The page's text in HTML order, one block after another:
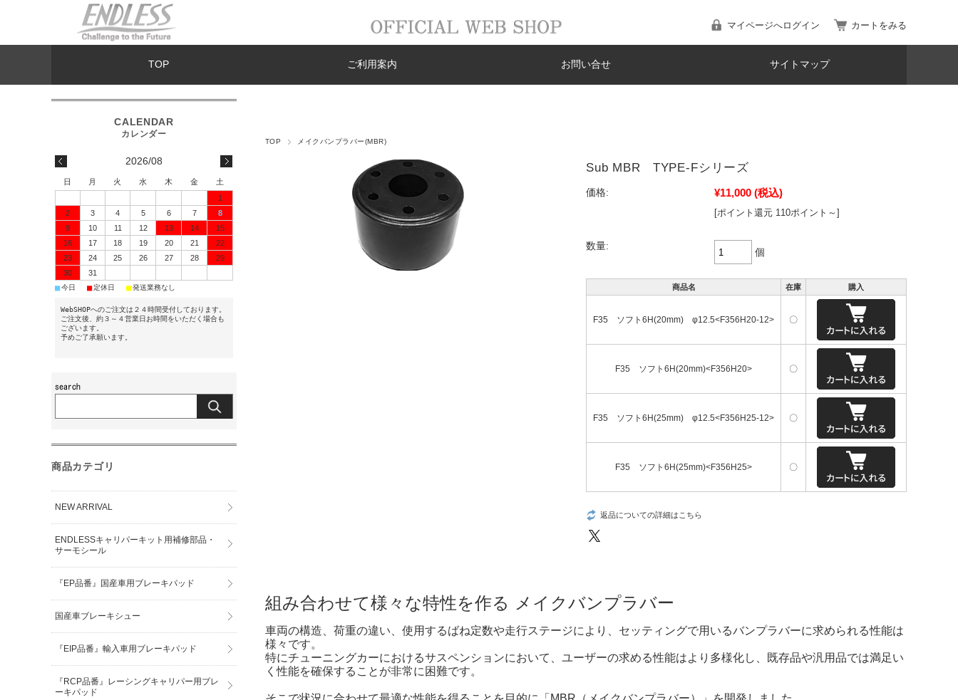
マイページへログイン カートをみる
TOP ご利用案内 お問い合せ サイトマップ
TOP メイクバンプラバー(MBR)
Sub MBR TYPE-Fシリーズ
価格: ¥11,000 (税込)
[ポイント還元 110ポイント～]
数量:
個
商品名 在庫 購入
F35 ソフト6H(20mm) φ12.5<F356H20-12> 〇
F35 ソフト6H(20mm)<F356H20> 〇
F35 ソフト6H(25mm) φ12.5<F356H25-12> 〇
F35 ソフト6H(25mm)<F356H25> 〇
返品についての詳細はこちら
組み合わせて様々な特性を作る メイクバンプラバー
車両の構造、荷重の違い、使用するばね定数や走行ステージにより、セッティングで用いるバンプラバーに求められる性能は
様々です。
特にチューニングカーにおけるサスペンションにおいて、ユーザーの求める性能はより多様化し、既存品や汎用品では満足い
く性能を確保することが非常に困難です。
2026/08
日 月 火 水 木 金
土
1
2
3 4 5 6 7
8
9
10 11 12 13 14
15
16
17 18 19 20 21
22
23
24 25 26 27 28
29
30
31
■今日 ■定休日 ■発送業務なし
WebSHOPへのご注文は２４時間受付しております。
ご注文後、約３～４営業日お時間をいただく場合も
ございます。
予めご了承願います。
商品カテゴリ
NEW ARRIVAL
ENDLESSキャリパーキット用補修部品・
サーモシール
『EP品番』国産車用ブレーキパッド
国産車ブレーキシュー
『EIP品番』輸入車用ブレーキパッド
『RCP品番』レーシングキャリパー用ブレ
ーキパッド